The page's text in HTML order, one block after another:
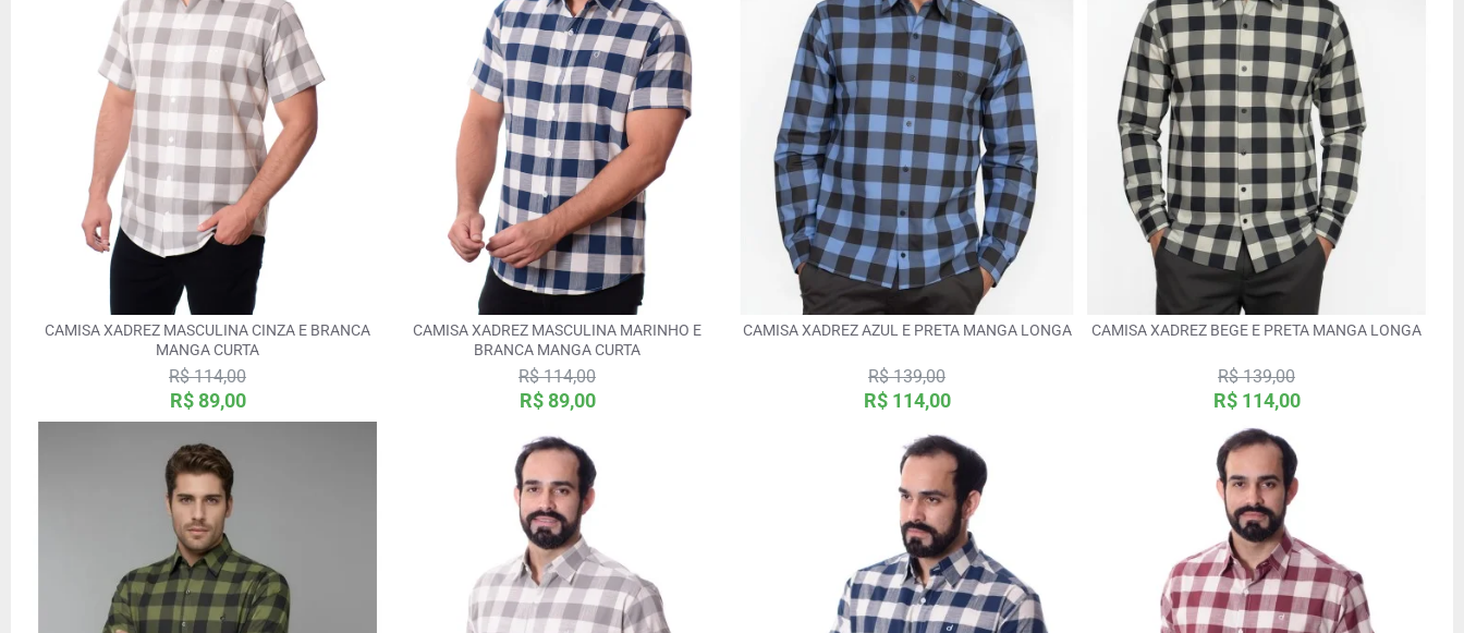
CAMISA XADREZ MASCULINA CINZA E BRANCA
MANGA CURTA
R$ 89,00
R$ 114,00
CAMISA XADREZ MASCULINA MARINHO E
BRANCA MANGA CURTA
R$ 89,00
R$ 114,00
CAMISA XADREZ AZUL E PRETA MANGA LONGA
R$ 114,00
R$ 139,00
CAMISA XADREZ BEGE E PRETA MANGA LONGA
R$ 114,00
R$ 139,00